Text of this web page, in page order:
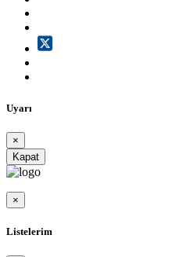
Uyarı
×
Kapat
×
Listelerim